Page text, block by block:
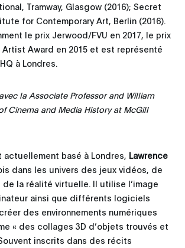
Tramway, Glasgow (2016); Secret
for Contemporary Art, Berlin (2016).
le prix Jerwood/FVU en 2017, le prix
Artist Award en 2015 et est représenté
à Londres.
la Associate Professor and William
Cinema and Media History at McGill
actuellement basé à Londres, Lawrence
dans les univers des jeux vidéos, de
de la réalité virtuelle. Il utilise l’image
ainsi que différents logiciels
des environnements numériques
« des collages 3D d’objets trouvés et
inscrits dans des récits